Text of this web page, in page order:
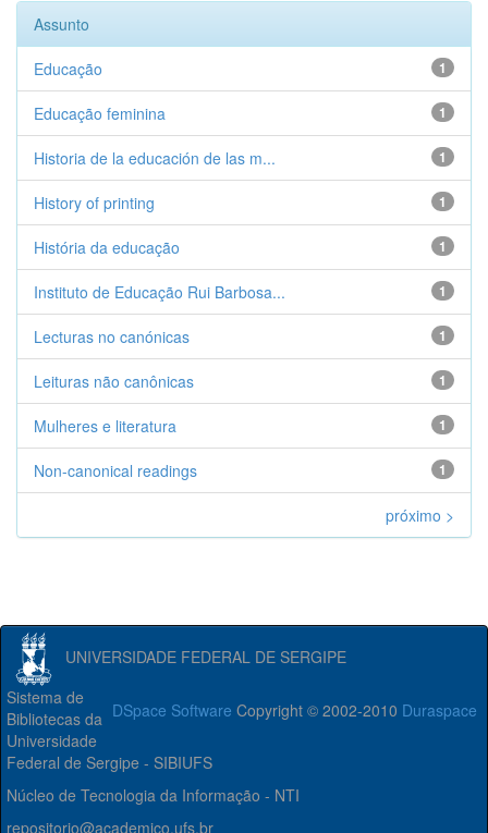
Assunto
1
Educação
1
Educação feminina
1
Historia de la educación de las m...
1
History of printing
1
História da educação
1
Instituto de Educação Rui Barbosa...
1
Lecturas no canónicas
1
Leituras não canônicas
1
Mulheres e literatura
1
Non-canonical readings
próximo >
UNIVERSIDADE FEDERAL DE SERGIPE
DSpace Software Copyright © 2002-2010 Duraspace
Sistema de
Bibliotecas da
Universidade
Federal de Sergipe - SIBIUFS
Núcleo de Tecnologia da Informação - NTI
repositorio@academico.ufs.br